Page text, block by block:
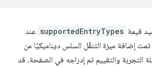
قيمة supportedEntryTypes عند
تمت إضافة ميزة التنقّل السلس ديناميكيًا من
التجربة والتقييم تم إدراجه في الصفحة، قد